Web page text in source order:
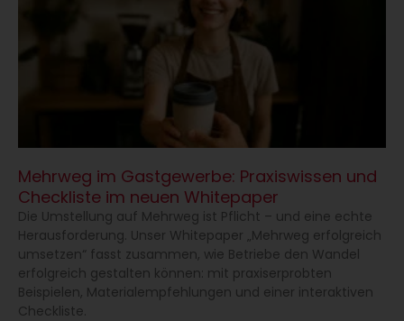
Mehrweg im Gastgewerbe: Praxiswissen und
Checkliste im neuen Whitepaper
Die Umstellung auf Mehrweg ist Pflicht – und eine echte
Herausforderung. Unser Whitepaper „Mehrweg erfolgreich
umsetzen“ fasst zusammen, wie Betriebe den Wandel
erfolgreich gestalten können: mit praxiserprobten
Beispielen, Materialempfehlungen und einer interaktiven
Checkliste.